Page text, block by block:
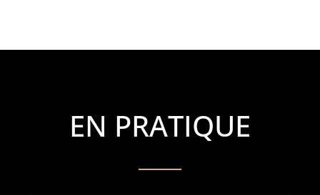
EN PRATIQUE